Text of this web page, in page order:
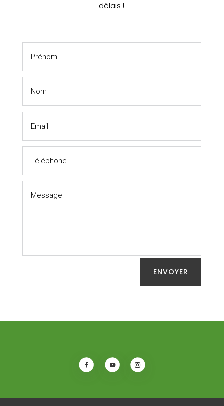
délais !
ENVOYER